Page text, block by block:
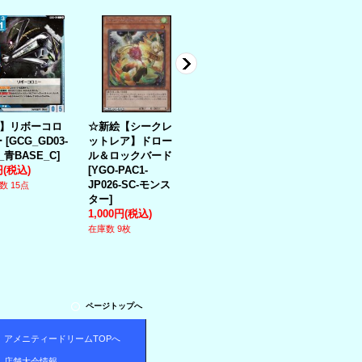
】リボーコロ
[GCG_GD03-
青BASE_C]
(税込)
15点
☆新絵【シークレ
ットレア】ドロー
ル＆ロックバード
[YGO-PAC1-
JP026-SC-モンス
ター]
1,000円(税込)
在庫数 9枚
ページトップへ
アメニティードリームTOPへ